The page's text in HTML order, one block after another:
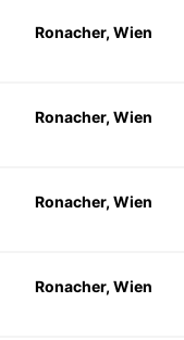
Ronacher, Wien
Ronacher, Wien
Ronacher, Wien
Ronacher, Wien